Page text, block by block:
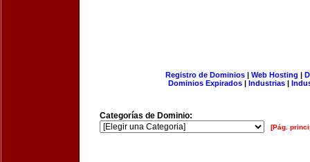
Registro de Dominios| Web Hosting |
Dominios Expirados | Industrias |
Categorías de Dominio:
[Pág.